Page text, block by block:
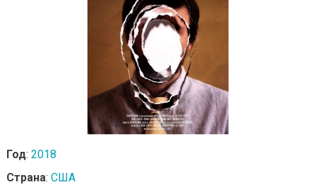
Год: 2018
Страна: США